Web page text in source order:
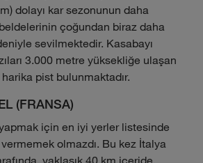
dolayı kar sezonunun daha
çoğundan biraz daha
sevilmektedir. Kasabayı
3.000 metre yüksekliğe ulaşan
pist bulunmaktadır.
(FRANSA)
için en iyi yerler listesinde
olmazdı. Bu kez İtalya
yaklaşık 40 km içeride,